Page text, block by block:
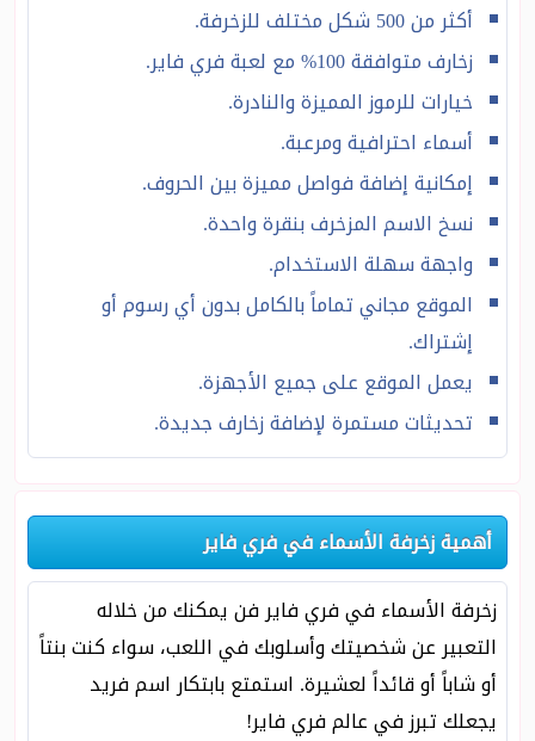
أكثر من 500 شكل مختلف للزخرفة.
زخارف متوافقة 100% مع لعبة فري فاير.
خيارات للرموز المميزة والنادرة.
أسماء احترافية ومرعبة.
إمكانية إضافة فواصل مميزة بين الحروف.
نسخ الاسم المزخرف بنقرة واحدة.
واجهة سهلة الاستخدام.
الموقع مجاني تماماً بالكامل بدون أي رسوم أو
إشتراك.
يعمل الموقع على جميع الأجهزة.
تحديثات مستمرة لإضافة زخارف جديدة.
أهمية زخرفة الأسماء في فري فاير
زخرفة الأسماء في فري فاير فن يمكنك من خلاله
التعبير عن شخصيتك وأسلوبك في اللعب، سواء كنت بنتاً
أو شاباً أو قائداً لعشيرة. استمتع بابتكار اسم فريد
يجعلك تبرز في عالم فري فاير!